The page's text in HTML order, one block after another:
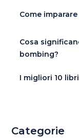
Come
Cosa
bombing?
I migliori 10
Categorie